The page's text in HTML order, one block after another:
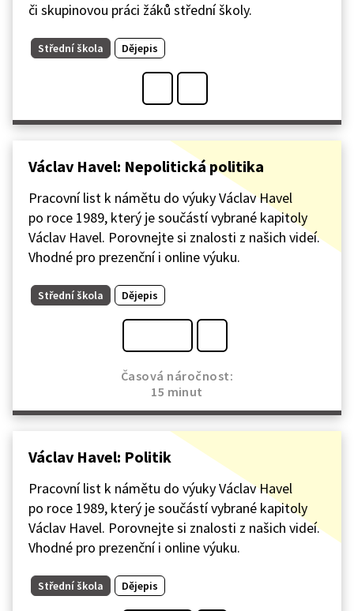
či skupinovou práci žáků střední školy.
Střední škola Dějepis
Václav Havel: Nepolitická politika
Pracovní list k námětu do výuky Václav Havel
po roce 1989, který je součástí vybrané kapitoly
Václav Havel. Porovnejte si znalosti z našich videí.
Vhodné pro prezenční i online výuku.
Střední škola Dějepis
Časová náročnost:
15 minut
Václav Havel: Politik
Pracovní list k námětu do výuky Václav Havel
po roce 1989, který je součástí vybrané kapitoly
Václav Havel. Porovnejte si znalosti z našich videí.
Vhodné pro prezenční i online výuku.
Střední škola Dějepis